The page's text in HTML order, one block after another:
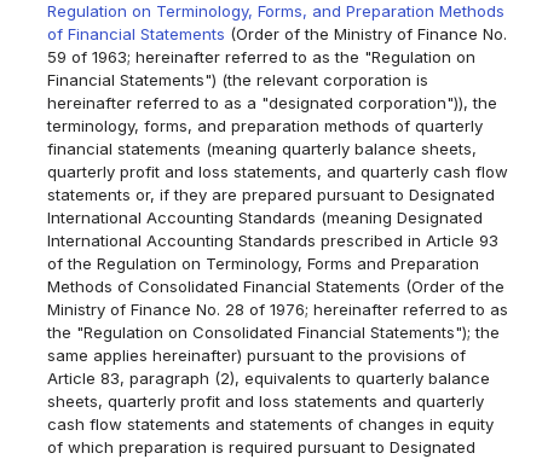
Regulation on Terminology, Forms, and Preparation Methods
of Financial Statements (Order of the Ministry of Finance No.
59 of 1963; hereinafter referred to as the "Regulation on
Financial Statements") (the relevant corporation is
hereinafter referred to as a "designated corporation")), the
terminology, forms, and preparation methods of quarterly
financial statements (meaning quarterly balance sheets,
quarterly profit and loss statements, and quarterly cash flow
statements or, if they are prepared pursuant to Designated
International Accounting Standards (meaning Designated
International Accounting Standards prescribed in Article 93
of the Regulation on Terminology, Forms and Preparation
Methods of Consolidated Financial Statements (Order of the
Ministry of Finance No. 28 of 1976; hereinafter referred to as
the "Regulation on Consolidated Financial Statements"); the
same applies hereinafter) pursuant to the provisions of
Article 83, paragraph (2), equivalents to quarterly balance
sheets, quarterly profit and loss statements and quarterly
cash flow statements and statements of changes in equity
of which preparation is required pursuant to Designated